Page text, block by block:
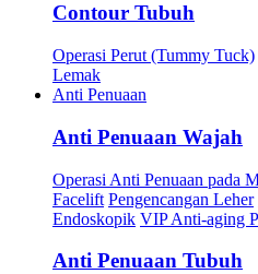
Contour Tubuh
Operasi Perut (Tummy Tuck)
Lemak
Anti Penuaan
Anti Penuaan Wajah
Operasi Anti Penuaan pada
Facelift Pengencangan Leher
Endoskopik VIP Anti-aging
Anti Penuaan Tubuh